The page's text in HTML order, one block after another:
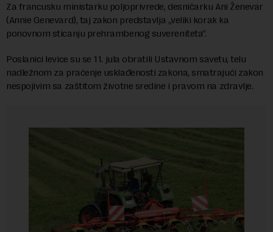
Za francusku ministarku poljoprivrede, desničarku Ani Ženevar
(Annie Genevard), taj zakon predstavlja „veliki korak ka
ponovnom sticanju prehrambenog suvereniteta“.
Poslanici levice su se 11. jula obratili Ustavnom savetu, telu
nadležnom za praćenje usklađenosti zakona, smatrajući zakon
nespojivim sa zaštitom životne sredine i pravom na zdravlje.